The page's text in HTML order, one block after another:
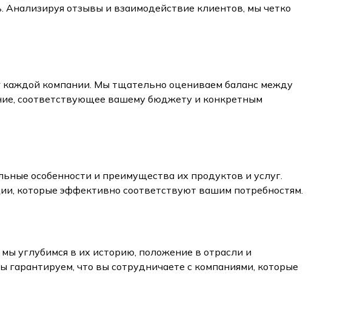
отзывы и взаимодействие клиентов, мы четко
каждой компании. Мы тщательно оцениваем баланс между
соответствующее вашему бюджету и конкретным
особенности и преимущества их продуктов и услуг.
которые эффективно соответствуют вашим потребностям.
углубимся в их историю, положение в отрасли и
что вы сотрудничаете с компаниями, которые